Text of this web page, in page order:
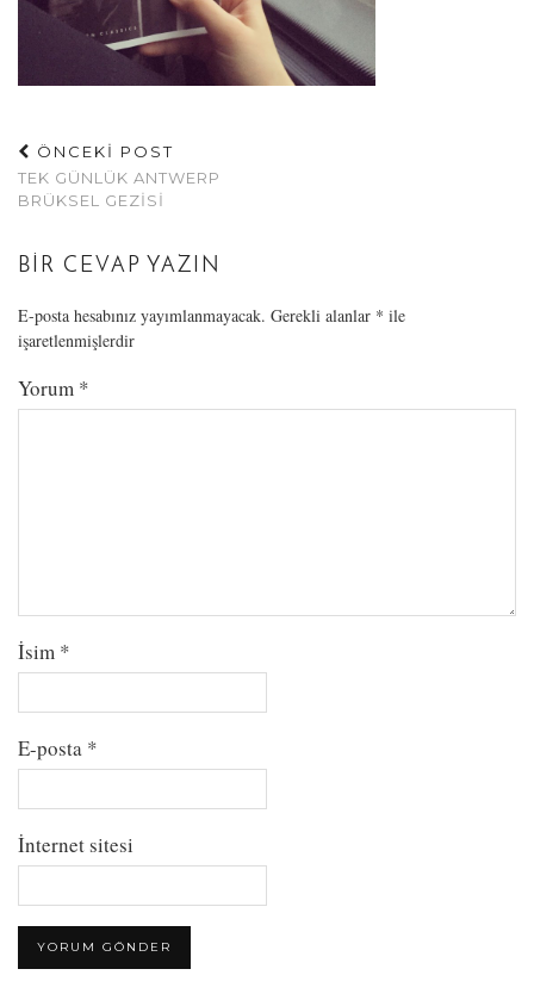
ÖNCEKİ POST
TEK GÜNLÜK ANTWERP
BRÜKSEL GEZISI
BIR CEVAP YAZIN
E-posta hesabınız yayımlanmayacak. Gerekli alanlar * ile
işaretlenmişlerdir
Yorum *
İsim *
E-posta *
İnternet sitesi